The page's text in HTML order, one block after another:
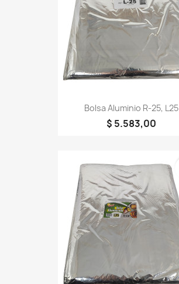
Bolsa Aluminio R-25, L25
$ 5.583,00